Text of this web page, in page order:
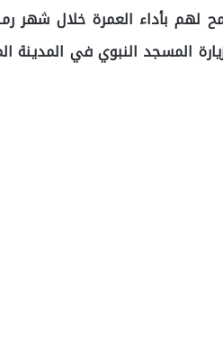
المسجد النبوي في المدينة